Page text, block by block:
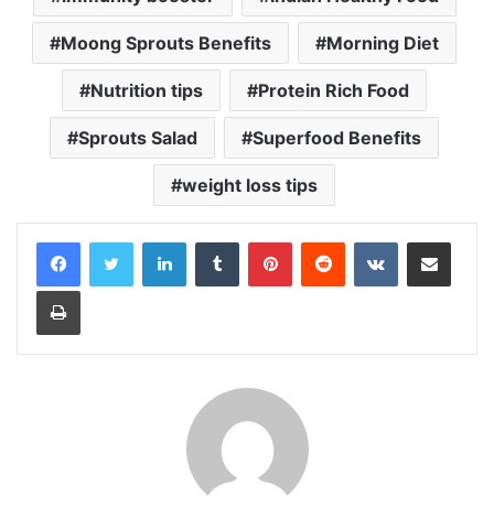
Moong Sprouts Benefits Morning Diet
Nutrition tips Protein Rich Food
Sprouts Salad Superfood Benefits
weight loss tips
LinkedInTumblr PinterestReddit VKontakteShare via Email
Print